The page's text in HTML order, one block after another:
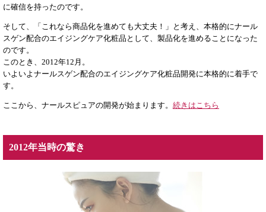
に確信を持ったのです。
そして、「これなら商品化を進めても大丈夫！」と考え、本格的にナール
スゲン配合のエイジングケア化粧品として、製品化を進めることになった
のです。
このとき、2012年12月。
いよいよナールスゲン配合のエイジングケア化粧品開発に本格的に着手で
す。
ここから、ナールスピュアの開発が始まります。 続きはこちら
2012年当時の驚き